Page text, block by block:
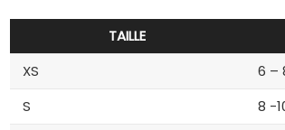
TAILLE
XS
6 –
S
8 -